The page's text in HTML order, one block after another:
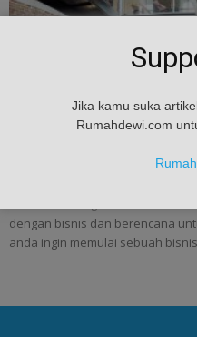
Tips & Masukan
8 Faktor Penting
dengan bisnis dan berencana
anda ingin memulai sebuah
Jika kamu suka
Rumahdewi.com